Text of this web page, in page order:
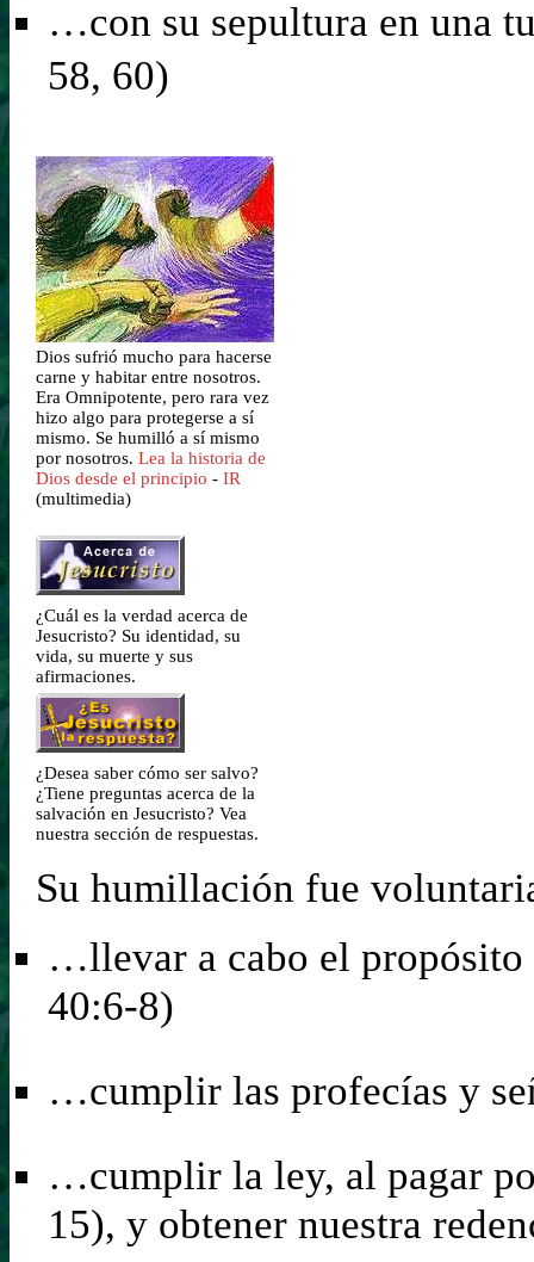
…con su sepultura en una
58, 60)
Dios sufrió mucho para hacerse
carne y habitar entre nosotros.
Era Omnipotente, pero rara vez
hizo algo para protegerse a sí
mismo. Se humilló a sí mismo
por nosotros. Lea la historia de
Dios desde el principio - IR
(multimedia)
¿Cuál es la verdad acerca de
Jesucristo? Su identidad, su
vida, su muerte y sus
afirmaciones.
¿Desea saber cómo ser salvo?
¿Tiene preguntas acerca de la
salvación en Jesucristo? Vea
nuestra sección de respuestas.
Su humillación fue
…llevar a cabo el propósito
40:6-8)
…cumplir las profecías y
…cumplir la ley, al pagar
15), y obtener nuestra